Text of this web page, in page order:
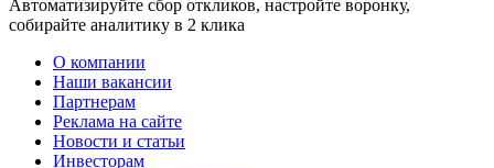
Автоматизируйте сбор откликов, настройте воронку,
собирайте аналитику в 2 клика
О компании
Наши вакансии
Партнерам
Реклама на сайте
Новости и статьи
Инвесторам